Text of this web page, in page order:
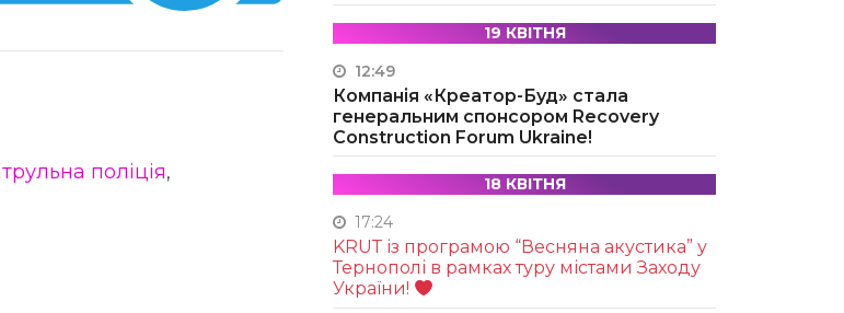
поліція,
19 КВІТНЯ
12:49
Компанія «Креатор-Буд» стала
генеральним спонсором Recovery
Construction Forum Ukraine!
18 КВІТНЯ
17:24
KRUТ із програмою “Весняна акустика” у
Тернополі в рамках туру містами Заходу
України!